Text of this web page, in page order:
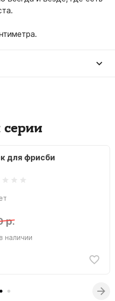
для фрисби
р.
наличии